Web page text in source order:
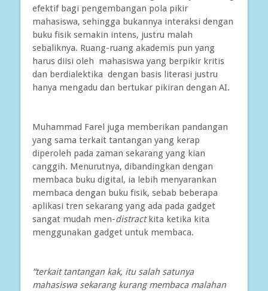
efektif bagi pengembangan pola pikir
mahasiswa, sehingga bukannya interaksi dengan
buku fisik semakin intens, justru malah
sebaliknya. Ruang-ruang akademis pun yang
harus diisi oleh mahasiswa yang berpikir kritis
dan berdialektika dengan basis literasi justru
hanya mengadu dan bertukar pikiran dengan AI.
Muhammad Farel juga memberikan pandangan
yang sama terkait tantangan yang kerap
diperoleh pada zaman sekarang yang kian
canggih. Menurutnya, dibandingkan dengan
membaca buku digital, ia lebih menyarankan
membaca dengan buku fisik, sebab beberapa
aplikasi tren sekarang yang ada pada gadget
sangat mudah men-distractkita ketika kita
menggunakan gadget untuk membaca.
“terkait tantangan kak, itu salah satunya
mahasiswa sekarang kurang membaca malahan